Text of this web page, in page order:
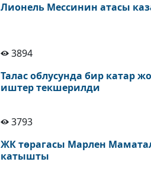
Лионель Мессинин атасы
3894
Талас облусунда бир катар
иштер текшерилди
3793
ЖК төрагасы Марлен
катышты